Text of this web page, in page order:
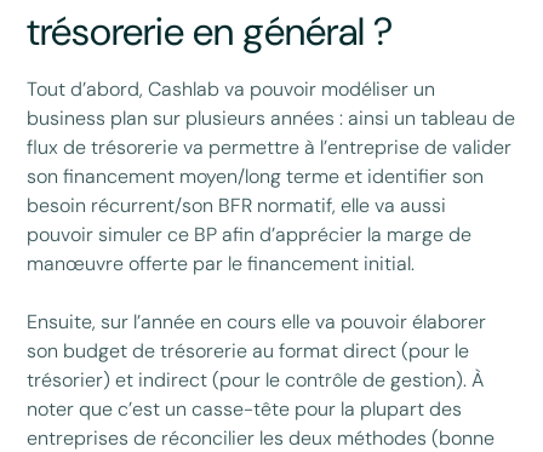
trésorerie en général ?
Tout d’abord, Cashlab va pouvoir modéliser un
business plan sur plusieurs années : ainsi un tableau de
flux de trésorerie va permettre à l’entreprise de valider
son financement moyen/long terme et identifier son
besoin récurrent/son BFR normatif, elle va aussi
pouvoir simuler ce BP afin d’apprécier la marge de
manœuvre offerte par le financement initial.
Ensuite, sur l’année en cours elle va pouvoir élaborer
son budget de trésorerie au format direct (pour le
trésorier) et indirect (pour le contrôle de gestion). À
noter que c’est un casse-tête pour la plupart des
entreprises de réconcilier les deux méthodes (bonne